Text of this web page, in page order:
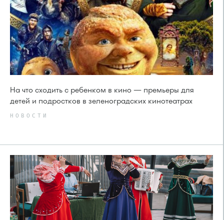
На что сходить с ребенком в кино — премьеры для
детей и подростков в зеленоградских кинотеатрах
НОВОСТИ